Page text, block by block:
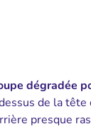
dégradée
de la tête
presque